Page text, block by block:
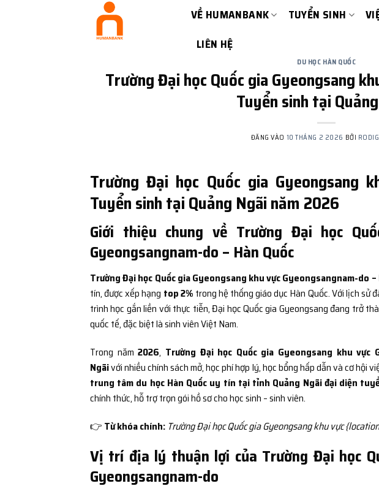
VỀ HUMANBANK TUYỂN SINH
LIÊN HỆ
DU HỌC HÀN QUỐC
Trường Đại học Quốc gia Gyeongsang
Tuyển sinh tại
ĐĂNG VÀO 10 THÁNG 2 2026 BỞI
Trường Đại học Quốc gia Gyeongsang
Tuyển sinh tại Quảng Ngãi năm 2026
Giới thiệu chung về Trường Đại học
Gyeongsangnam-do – Hàn Quốc
Trường Đại học Quốc gia Gyeongsang khu vực Gyeongsangnam-do –
tín, được xếp hạng top 2% trong hệ thống giáo dục Hàn Quốc. Với lịch sử
trình học gắn liền với thực tiễn, Đại học Quốc gia Gyeongsang đang trở
quốc tế, đặc biệt là sinh viên Việt Nam.
Trong năm2026, Trường Đại học Quốc gia Gyeongsang khu
Ngãivới nhiều chính sách mở, học phí hợp lý, học bổng hấp dẫn và cơ hội
trung tâm du học Hàn Quốc uy tín tại tỉnh Quảng Ngãi đại diện
chính thức, hỗ trợ trọn gói hồ sơ cho học sinh – sinh viên.
👉 Từ khóa chính: Trường Đại học Quốc gia Gyeongsang khu vực
Vị trí địa lý thuận lợi của Trường Đại học
Gyeongsangnam-do